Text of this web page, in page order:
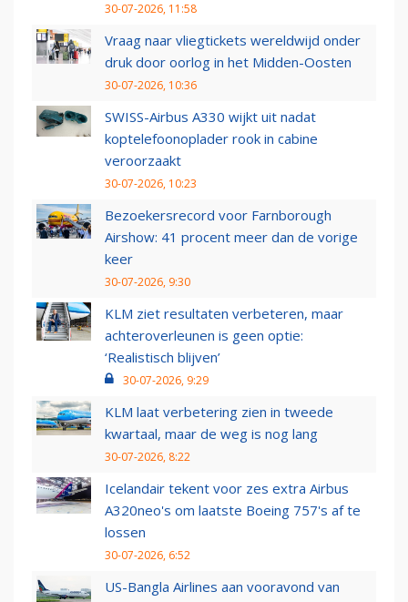
30-07-2026, 11:58
Vraag naar vliegtickets wereldwijd onder
druk door oorlog in het Midden-Oosten
30-07-2026, 10:36
SWISS-Airbus A330 wijkt uit nadat
koptelefoonoplader rook in cabine
veroorzaakt
30-07-2026, 10:23
Bezoekersrecord voor Farnborough
Airshow: 41 procent meer dan de vorige
keer
30-07-2026, 9:30
KLM ziet resultaten verbeteren, maar
achteroverleunen is geen optie:
‘Realistisch blijven’
30-07-2026, 9:29
KLM laat verbetering zien in tweede
kwartaal, maar de weg is nog lang
30-07-2026, 8:22
Icelandair tekent voor zes extra Airbus
A320neo's om laatste Boeing 757's af te
lossen
30-07-2026, 6:52
US-Bangla Airlines aan vooravond van